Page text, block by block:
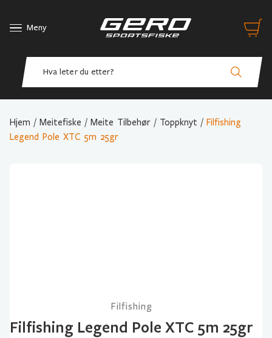
Meny
Hjem / Meitefiske / Meite Tilbehør / Toppknyt / Filfishing
Legend Pole XTC 5m 25gr
Filfishing
Filfishing Legend Pole XTC 5m 25gr